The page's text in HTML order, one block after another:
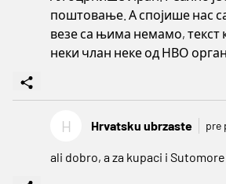
поштовање. А спојише нас
везе са њима немамо, текст
неки члан неке од НВО
H Hrvatsku ubrzaste pre
ali dobro, a za kupaci i Sutomore